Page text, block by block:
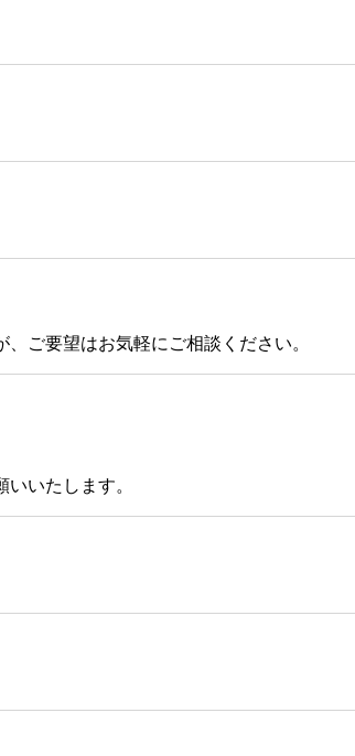
ご要望はお気軽にご相談ください。
いたします。